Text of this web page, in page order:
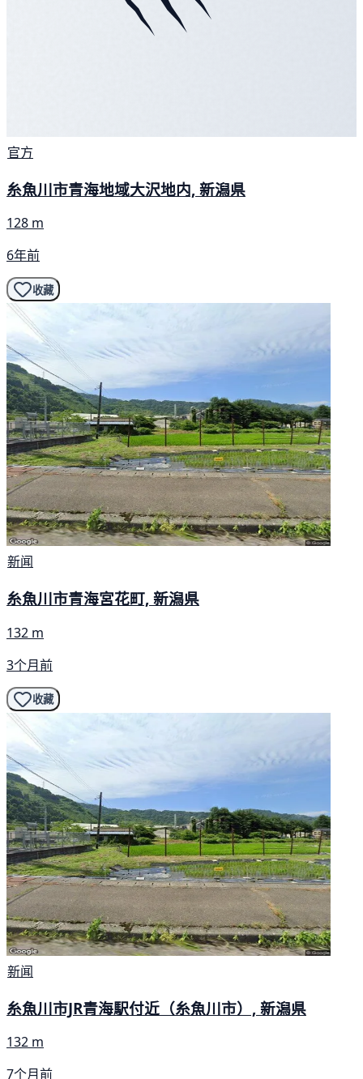
官方
糸魚川市青海地域大沢地内, 新潟県
128 m
6年前
收藏
新闻
糸魚川市青海宮花町, 新潟県
132 m
3个月前
收藏
新闻
糸魚川市JR青海駅付近（糸魚川市）, 新潟県
132 m
7个月前